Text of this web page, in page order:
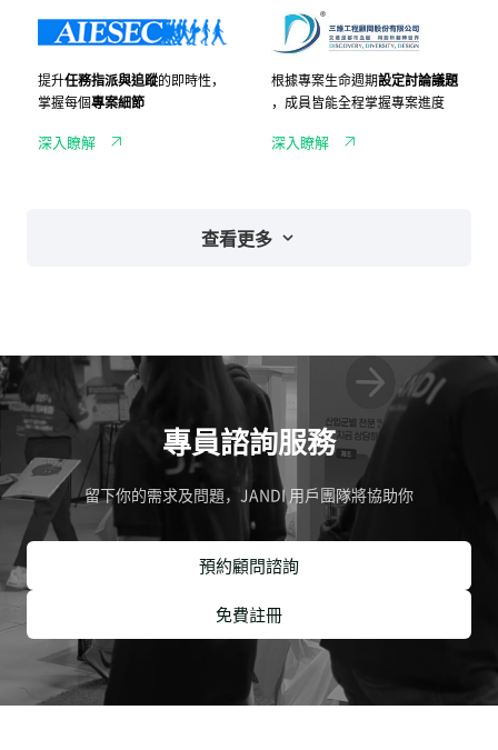
案
通
效
率
時
代
的
遠
管
C，
利
用
作
節
提升任務指派與追蹤的即時性，
掌握每個專案細節
深入瞭解
「專
生
命
週
期」，
現
敏
捷
根據專案生命週期設定討論議題
，成員皆能全程掌握專案進度
深入瞭解
查看更多
專員諮詢服務
留下你的需求及問題，JANDI 用戶團隊將協助你
預約顧問諮詢
免費註冊